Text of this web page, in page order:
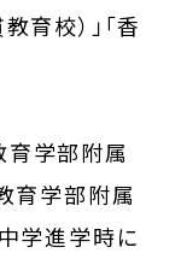
育校）」「香
育学部附属
育学部附属
学進学時に